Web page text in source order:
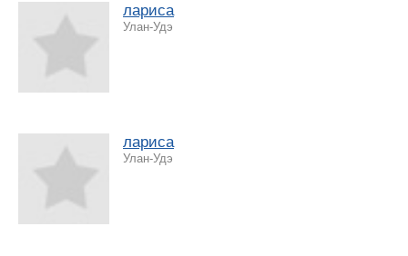
лариса
Улан-Удэ
лариса
Улан-Удэ